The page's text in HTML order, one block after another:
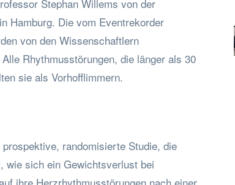
Stephan Willems von der
Hamburg. Die vom Eventrekorder
von den Wissenschaftlern
Rhythmusstörungen, die länger als 30
sie als Vorhofflimmern.
randomisierte Studie, die
wie sich ein Gewichtsverlust bei